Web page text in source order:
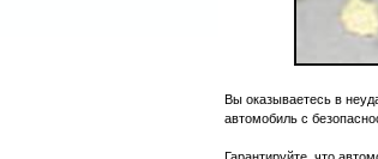
Вы оказываетесь в
автомобиль с